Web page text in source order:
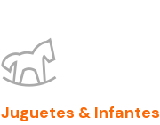
Juguetes & Infantes